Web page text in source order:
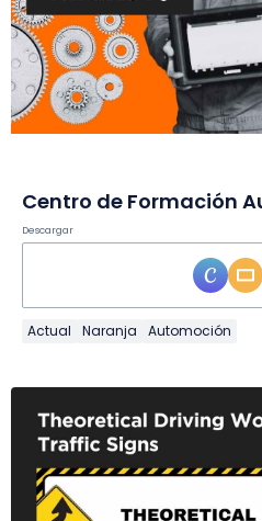
Descargar
Actual Naranja Automoción